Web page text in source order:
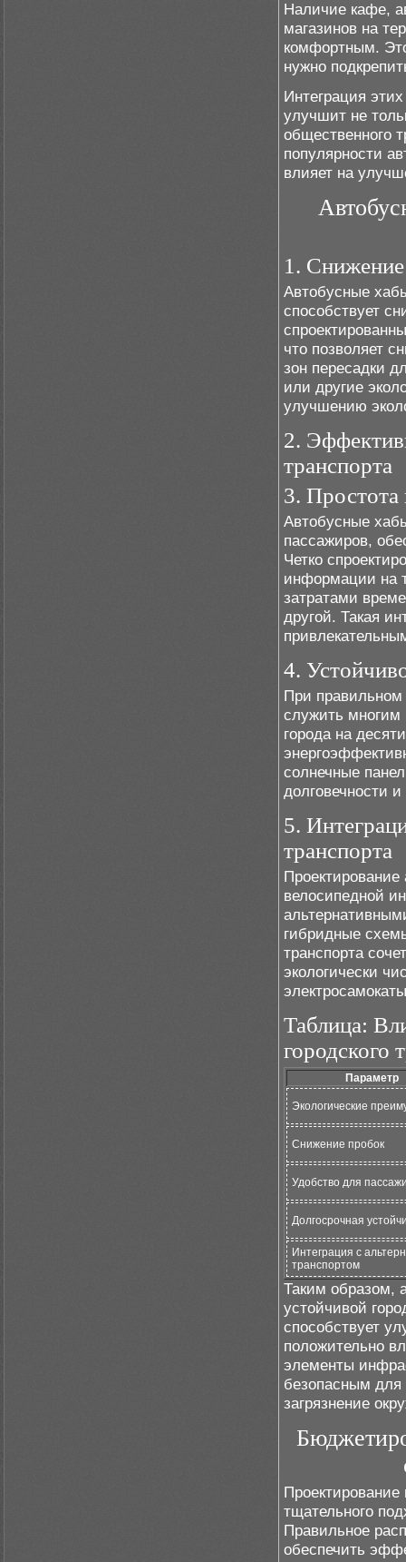
Наличие кафе,
магазинов на
комфортным.
нужно
Интеграция
улучшит не
общественного
популярности
влияет на
1. Снижение
Автобусные
способствует
что позволяет
зон пересадки
или другие
улучшению
2.
транспорта
3. Простота
Автобусные
пассажиров,
Четко
информации на
затратами
другой. Такая
4.
При правильном
служить многим
города на
солнечные
долговечности
5.
транспорта
велосипедной
гибридные
транспорта
экологически
Таблица:
городского
Параметр
Экологические
Снижение пробок
Удобство для
Долгосрочная
Интеграция с
транспортом
Таким образом,
устойчивой
способствует
положительно
элементы
безопасным для
загрязнение
Проектирование
тщательного
Правильное
обеспечить